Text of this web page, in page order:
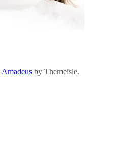
Amadeus by Themeisle.